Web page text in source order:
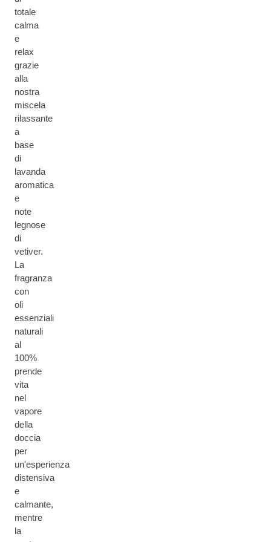
totale
calma
e
relax
grazie
alla
nostra
miscela
rilassante
a
base
di
lavanda
aromatica
e
note
legnose
di
vetiver.
La
fragranza
con
oli
essenziali
naturali
al
100%
prende
vita
nel
vapore
della
doccia
per
un'esperienza
distensiva
e
calmante,
mentre
la